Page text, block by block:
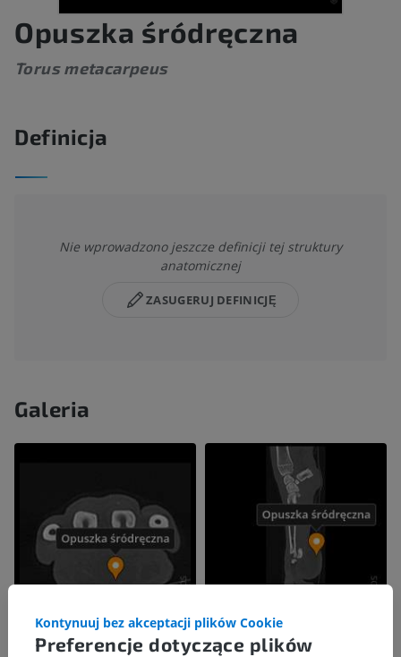
Opuszka śródręczna
Torus metacarpeus
Definicja
Nie wprowadzono jeszcze definicji tej struktury
anatomicznej
ZASUGERUJ DEFINICJĘ
Galeria
Preferencje dotyczące plików
Kontynuuj bez akceptacji plików Cookie